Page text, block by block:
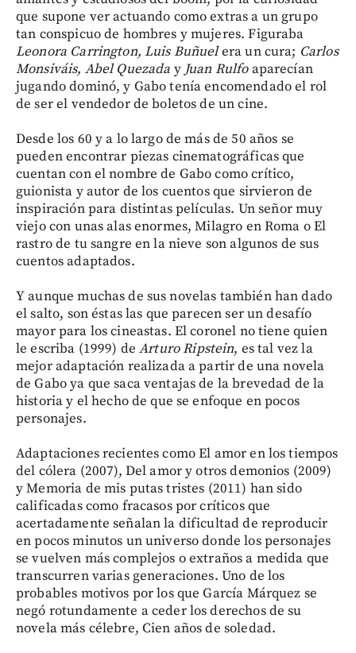
que supone ver actuando como extras a un grupo
tan conspicuo de hombres y mujeres. Figuraba
Leonora Carrington, Luis Buñuelera un cura; Carlos
Monsiváis, Abel Quezada yJuan Rulfoaparecían
jugando dominó, y Gabo tenía encomendado el rol
de ser el vendedor de boletos de un cine.
Desde los 60 y a lo largo de más de 50 años se
pueden encontrar piezas cinematográficas que
cuentan con el nombre de Gabo como crítico,
guionista y autor de los cuentos que sirvieron de
inspiración para distintas películas. Un señor muy
viejo con unas alas enormes, Milagro en Roma o El
rastro de tu sangre en la nieve son algunos de sus
cuentos adaptados.
Y aunque muchas de sus novelas también han dado
el salto, son éstas las que parecen ser un desafío
mayor para los cineastas. El coronel no tiene quien
le escriba (1999) deArturo Ripstein, es tal vez la
mejor adaptación realizada a partir de una novela
de Gabo ya que saca ventajas de la brevedad de la
historia y el hecho de que se enfoque en pocos
personajes.
Adaptaciones recientes como El amor en los tiempos
del cólera (2007), Del amor y otros demonios (2009)
y Memoria de mis putas tristes (2011) han sido
calificadas como fracasos por críticos que
acertadamente señalan la dificultad de reproducir
en pocos minutos un universo donde los personajes
se vuelven más complejos o extraños a medida que
transcurren varias generaciones. Uno de los
probables motivos por los que García Márquez se
negó rotundamente a ceder los derechos de su
novela más célebre, Cien años de soledad.